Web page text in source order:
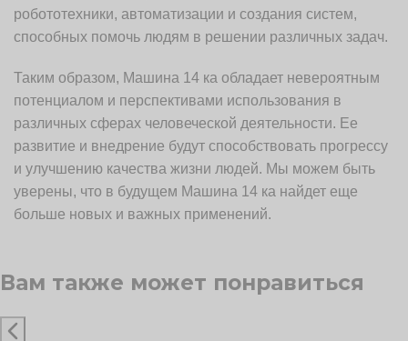
робототехники, автоматизации и создания систем,
способных помочь людям в решении различных задач.
Таким образом, Машина 14 ка обладает невероятным
потенциалом и перспективами использования в
различных сферах человеческой деятельности. Ее
развитие и внедрение будут способствовать прогрессу
и улучшению качества жизни людей. Мы можем быть
уверены, что в будущем Машина 14 ка найдет еще
больше новых и важных применений.
Вам также может понравиться